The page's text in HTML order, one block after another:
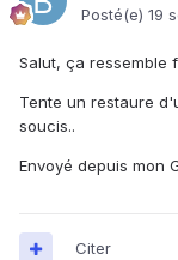
Posté(e) 19
Salut, ça ressemble
Tente un restaure
soucis..
Envoyé depuis mon
Citer